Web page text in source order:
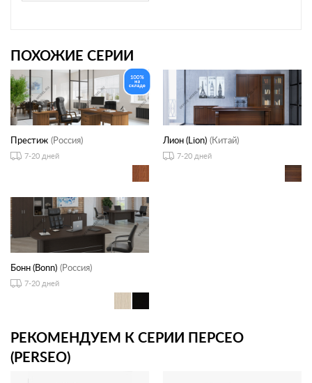
ПОХОЖИЕ СЕРИИ
Престиж (Россия)
7-20 дней
Лион (Lion) (Китай)
7-20 дней
Бонн (Bonn) (Россия)
7-20 дней
РЕКОМЕНДУЕМ К СЕРИИ ПЕРСЕО
(PERSEO)